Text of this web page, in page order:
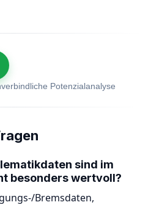
Potenzialanalyse
sind im
besonders wertvoll?
Bremsdaten,